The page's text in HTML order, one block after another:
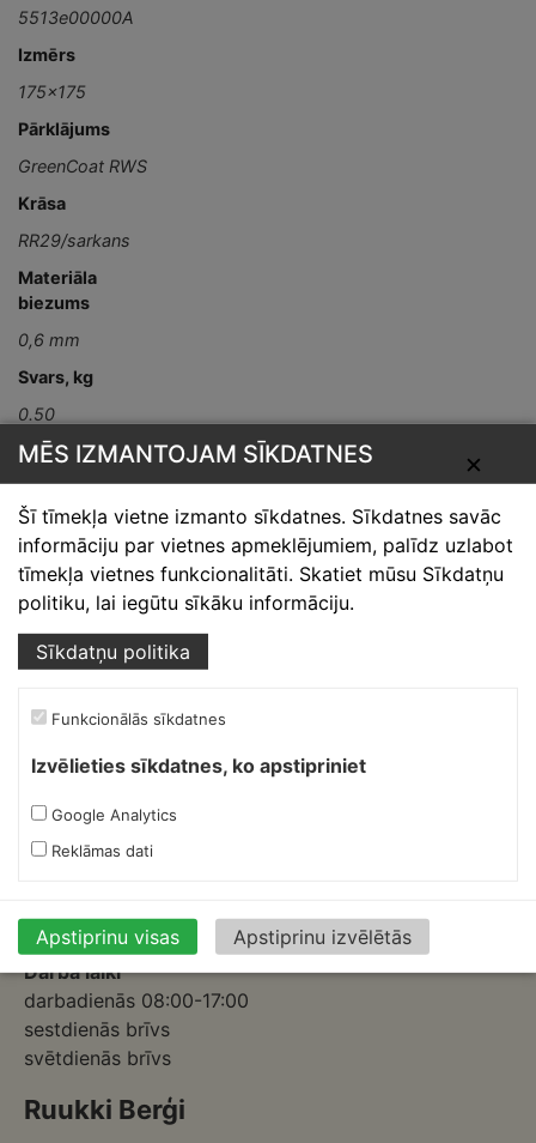
5513e00000A
Izmērs
175x175
Pārklājums
GreenCoat RWS
Krāsa
RR29/sarkans
Materiāla
biezums
0,6 mm
Svars, kg
0.50
Mērvienība
gab
Skārdnieks M
Izmēģinātāju iela 1a,
Priekuļi, Cēsu novads.
Mob.:+37126317230
Darba laiki
darbadienās 08:00-17:00
sestdienās brīvs
svētdienās brīvs
Ruukki Berģi
✕
MĒS IZMANTOJAM SĪKDATNES
Šī tīmekļa vietne izmanto sīkdatnes. Sīkdatnes savāc
informāciju par vietnes apmeklējumiem, palīdz uzlabot
tīmekļa vietnes funkcionalitāti. Skatiet mūsu Sīkdatņu
politiku, lai iegūtu sīkāku informāciju.
Sīkdatņu politika
Funkcionālās sīkdatnes
Izvēlieties sīkdatnes, ko apstipriniet
Google Analytics
Reklāmas dati
Apstiprinu visas Apstiprinu izvēlētās